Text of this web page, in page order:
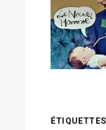
ÉTIQUETTES